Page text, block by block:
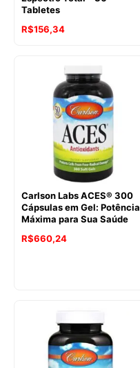
Tabletes
R$156,34
Carlson Labs ACES® 300
Cápsulas em Gel: Potência
Máxima para Sua Saúde
R$660,24